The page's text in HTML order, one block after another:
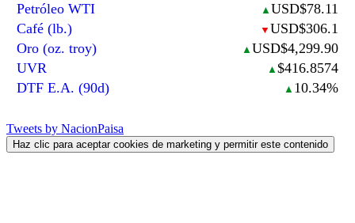
Petróleo WTI
▲ USD$78.11
Café (lb.)
▼ USD$306.1
Oro (oz. troy)
▲ USD$4,299.90
UVR
▲ $416.8574
DTF E.A. (90d)
▲ 10.34%
Tweets by NacionPaisa
Haz clic para aceptar cookies de marketing y permitir este contenido